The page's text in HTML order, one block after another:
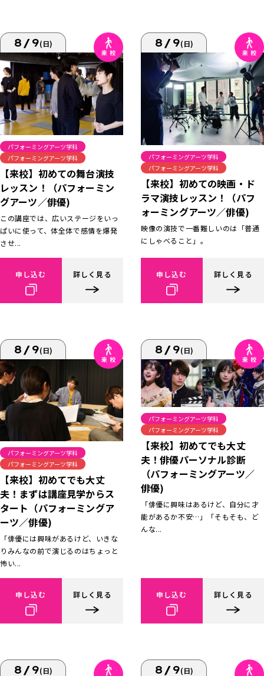
8/9(日)
パフォーミングアーツ学科
パフォーミングアーツ学科
【来校】初めての舞台演技
レッスン！（パフォーミン
グアーツ／俳優)
この講座では、広いステージをいっ
ぱいに使って、体全体で感情を爆発
させ...
申し込む 詳しく見る
8/9(日)
パフォーミングアーツ学科
パフォーミングアーツ学科
【来校】初めての映画・ド
ラマ演技レッスン！（パフ
ォーミングアーツ／俳優)
映像の演技で一番難しいのは「普通
にしゃべること」。
申し込む 詳しく見る
8/9(日)
パフォーミングアーツ学科
パフォーミングアーツ学科
【来校】初めてでも大丈
夫！まずは講座見学からス
タート（パフォーミングア
ーツ／俳優)
「俳優には興味があるけど、いきな
りみんなの前で演じるのはちょっと
怖い...
申し込む 詳しく見る
8/9(日)
パフォーミングアーツ学科
パフォーミングアーツ学科
【来校】初めてでも大丈
夫！俳優パーソナル診断
（パフォーミングアーツ／
俳優)
「俳優に興味はあるけど、自分に才
能があるか不安…」「そもそも、ど
んな...
申し込む 詳しく見る
8/9(日) 8/9(日)